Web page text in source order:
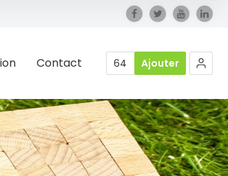
Contact 64 Ajouter